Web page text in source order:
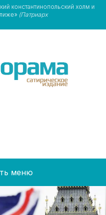
константинопольский холм и
(Патриарх
меню